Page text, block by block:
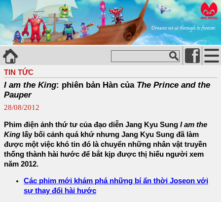
TIN TỨC
I am the King: phiên bản Hàn của The Prince and the
Pauper
28/08/2012
Phim điện ảnh thứ tư của đạo diễn Jang Kyu Sung I am the
King lấy bối cảnh quá khứ nhưng Jang Kyu Sung đã làm
được một việc khó tin đó là chuyển những nhân vật truyền
thống thành hài hước để bắt kịp được thị hiếu người xem
năm 2012.
Các phim mới khám phá những bí ẩn thời Joseon với
sự thay đổi hài hước